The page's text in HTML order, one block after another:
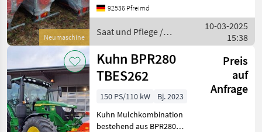
Neumaschine
Neumaschine Standort
Lauterhofen Tel:
0171/1700312 Herr Eichen
92536 Pfreimd
Saat und Pflege /
Kuhn
10-03-2025
15:38
Kuhn BPR280
TBES262
Preis
auf
Anfrage
150 PS/110 kW
Bj. 2023
Kuhn Mulchkombination
bestehend aus BPR280